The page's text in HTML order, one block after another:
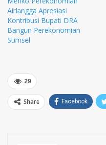
Airlangga Apresiasi
Kontribusi Bupati DRA
Bangun Perekonomian
Sumsel
29
Share Facebook